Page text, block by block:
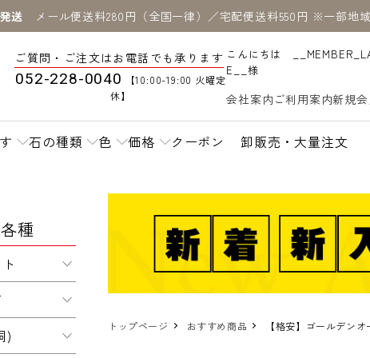
送 メール便送料280円（全国一律）／宅配便送料550円 ※一部地
ご質問・ご注文はお電話でも承ります
052-228-0040
【10:00-19:00 火曜定
休】
こんにちは
E__様
会社案内 ご利用案内新規
石の種類 色 価格 クーポン 卸販売・大量注文
トップページ おすすめ商品 【格安】ゴールデン
種
)